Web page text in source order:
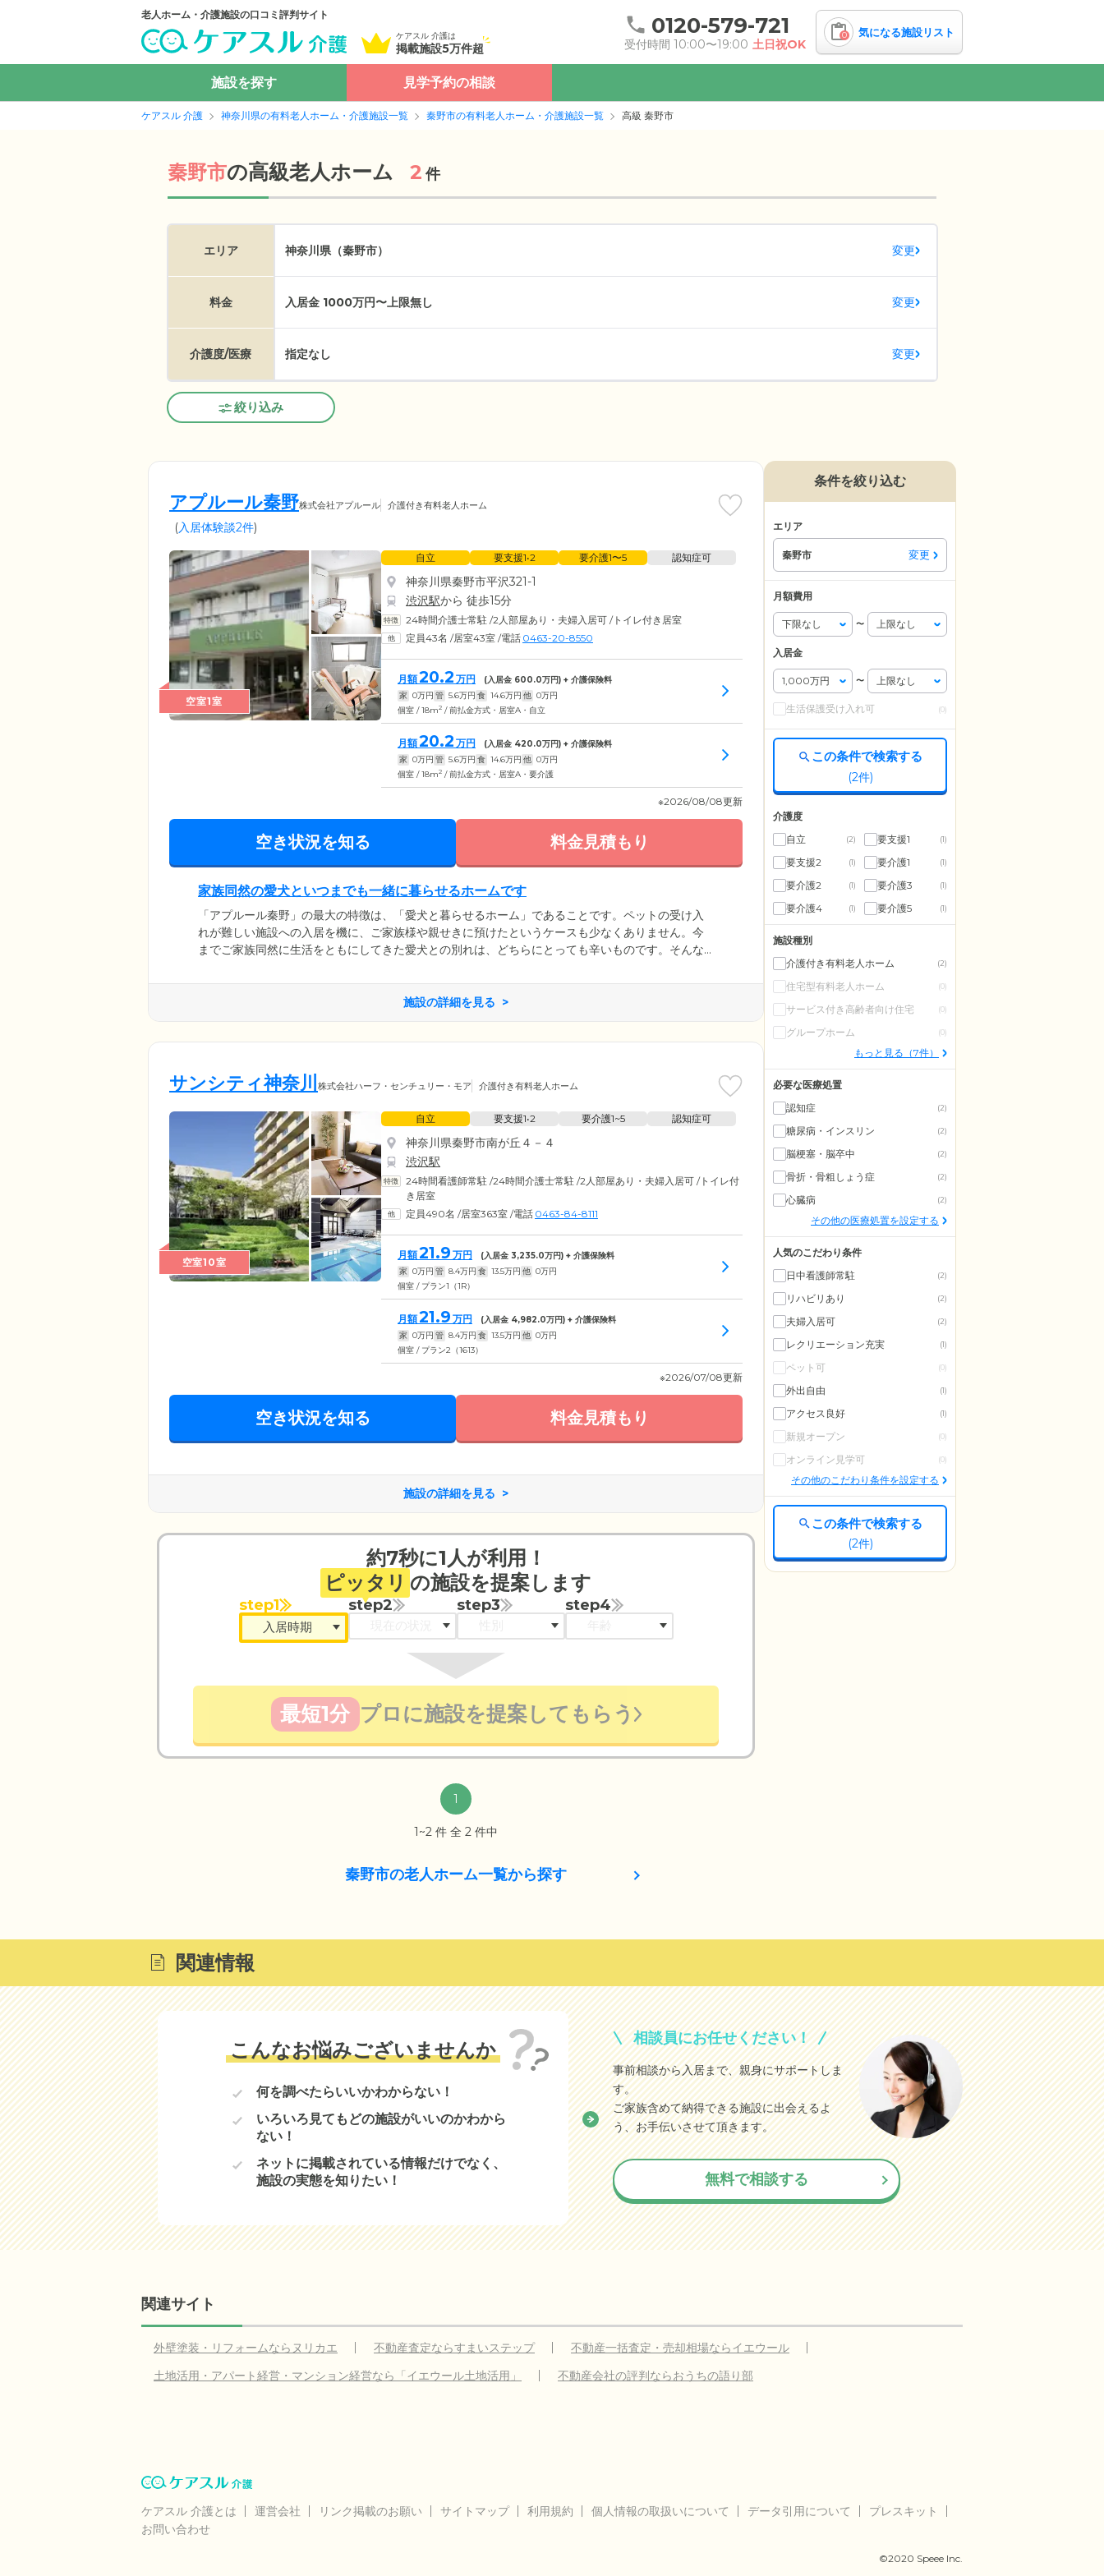
老人ホーム・介護施設の口コミ評判サイト
ケアスル 介護は
掲載施設5万件超
0120-579-721
受付時間 10:00〜19:00 土日祝OK
0 気になる施設リスト
施設を探す 見学予約の相談
ケアスル 介護 神奈川県の有料老人ホーム・介護施設一覧 秦野市の有料老人ホーム・介護施設一覧 高級 秦野市
秦野市の高級老人ホーム 2 件
エリア 神奈川県（秦野市） 変更
料金 入居金 1000万円〜上限無し 変更
介護度/医療 指定なし 変更
絞り込み
アプルール秦野株式会社アプルール 介護付き有料老人ホーム
(入居体験談2件)
空室1室
自立 要支援1•2 要介護1〜5 認知症可
神奈川県秦野市平沢321-1
渋沢駅から 徒歩15分
24時間介護士常駐 /2人部屋あり・夫婦入居可 /トイレ付き居室
定員43名 /居室43室 /電話 0463-20-8550
月額20.2 万円 (入居金 600.0万円) + 介護保険料
家 0万円 管 5.6万円 食 14.6万円 他 0万円
個室 / 18m2 / 前払金方式・居室A・自立
月額20.2 万円 (入居金 420.0万円) + 介護保険料
家 0万円 管 5.6万円 食 14.6万円 他 0万円
個室 / 18m2 / 前払金方式・居室A・要介護
※2026/08/08更新
空き状況を知る 料金見積もり
家族同然の愛犬といつまでも一緒に暮らせるホームです
「アプルール秦野」の最大の特徴は、「愛犬と暮らせるホーム」であることです。ペットの受け入
れが難しい施設への入居を機に、ご家族様や親せきに預けたというケースも少なくありません。今
までご家族同然に生活をともにしてきた愛犬との別れは、どちらにとっても辛いものです。そんな
整えています。館内やお部屋での生活はもちろん、敷地内にはドッグランが設置されており、いつ
でも愛犬と触れ合えます。また、エンドレスサービスとして、ご入居者様が先立たれた場合には愛
施設の詳細を見る
サンシティ神奈川 株式会社ハーフ・センチュリー・モア 介護付き有料老人ホーム
空室10室
自立 要支援1•2 要介護1~5 認知症可
神奈川県秦野市南が丘４－４
渋沢駅
24時間看護師常駐 /24時間介護士常駐 /2人部屋あり・夫婦入居可 /トイレ付
き居室
定員490名 /居室363室 /電話 0463-84-8111
月額21.9 万円 (入居金 3,235.0万円) + 介護保険料
家 0万円 管 8.4万円 食 13.5万円 他 0万円
個室 / プラン1（1R）
月額21.9 万円 (入居金 4,982.0万円) + 介護保険料
家 0万円 管 8.4万円 食 13.5万円 他 0万円
個室 / プラン2（1613）
※2026/07/08更新
空き状況を知る 料金見積もり
施設の詳細を見る
約7秒に1人が利用！
ピッタリ の施設を提案します
step1 step2 step3 step4
最短1分 プロに施設を提案してもらう
1
1~2 件 全 2 件中
秦野市の老人ホーム一覧から探す
条件を絞り込む
エリア
秦野市 変更
月額費用
〜
入居金
〜
生活保護受け入れ可 (0)
この条件で検索する
(2件)
介護度
自立
(2) 要支援1 (1)
要支援2 (1) 要介護1 (1)
要介護2 (1) 要介護3 (1)
要介護4 (1) 要介護5 (1)
施設種別
介護付き有料老人ホーム
(2)
住宅型有料老人ホーム (0)
サービス付き高齢者向け住宅 (0)
グループホーム (0)
もっと見る（7件）
必要な医療処置
認知症
(2)
糖尿病・インスリン (2)
脳梗塞・脳卒中 (2)
骨折・骨粗しょう症 (2)
心臓病 (2)
その他の医療処置を設定する
人気のこだわり条件
日中看護師常駐
(2)
リハビリあり (2)
夫婦入居可 (2)
レクリエーション充実 (1)
ペット可 (0)
外出自由 (1)
アクセス良好 (1)
新規オープン (0)
オンライン見学可 (0)
その他のこだわり条件を設定する
この条件で検索する
(2件)
関連情報
こんなお悩みございませんか
何を調べたらいいかわからない！
いろいろ見てもどの施設がいいのかわから
ない！
ネットに掲載されている情報だけでなく、
施設の実態を知りたい！
相談員にお任せください！
事前相談から入居まで、親身にサポートしま
す。
ご家族含めて納得できる施設に出会えるよ
う、お手伝いさせて頂きます。
無料で相談する
関連サイト
外壁塗装・リフォームならヌリカエ 不動産査定ならすまいステップ
不動産一括査定・売却相場ならイエウール
土地活用・アパート経営・マンション経営なら「イエウール土地活用」
不動産会社の評判ならおうちの語り部
ケアスル 介護とは 運営会社 リンク掲載のお願い サイトマップ 利用規約 個人情報の取扱いについて データ引用について
プレスキット
お問い合わせ
©2020 Speee Inc.